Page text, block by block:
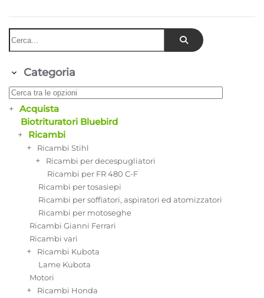
Categoria
+ Acquista
Biotrituratori Bluebird
+ Ricambi
+
Ricambi Stihl
+
Ricambi per decespugliatori
Ricambi per FR 480 C-F
Ricambi per tosasiepi
Ricambi per soffiatori, aspiratori ed atomizzatori
Ricambi per motoseghe
Ricambi Gianni Ferrari
Ricambi vari
+
Ricambi Kubota
Lame Kubota
Motori
+
Ricambi Honda